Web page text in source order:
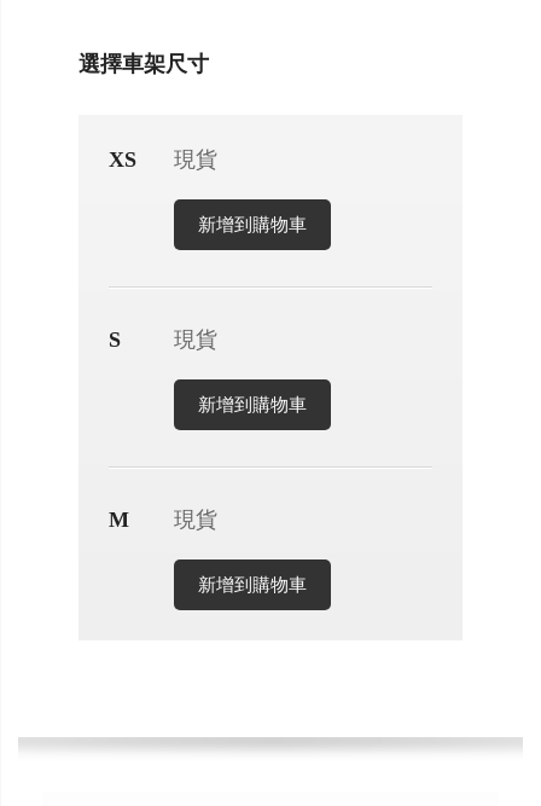
選擇車架尺寸
XS 現貨
新增到購物車
S 現貨
新增到購物車
M 現貨
新增到購物車